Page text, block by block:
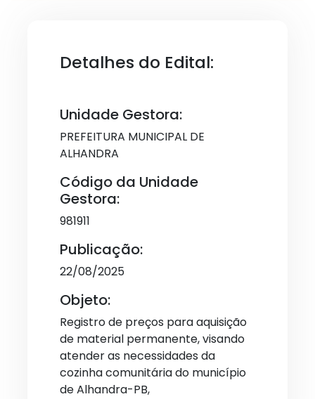
Detalhes do Edital:
Unidade Gestora:
PREFEITURA MUNICIPAL DE
ALHANDRA
Código da Unidade
Gestora:
981911
Publicação:
22/08/2025
Objeto:
Registro de preços para aquisição
de material permanente, visando
atender as necessidades da
cozinha comunitária do município
de Alhandra-PB,